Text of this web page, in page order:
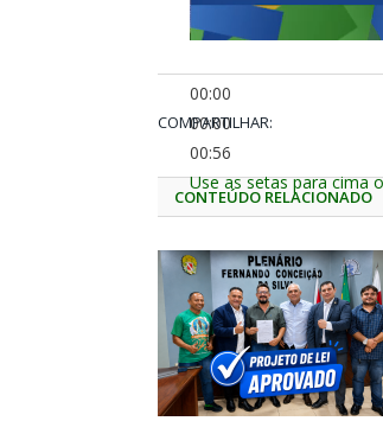
00:00
00:00
00:56
Use as setas para cima
COMPARTILHAR:
CONTEÚDO RELACIONADO